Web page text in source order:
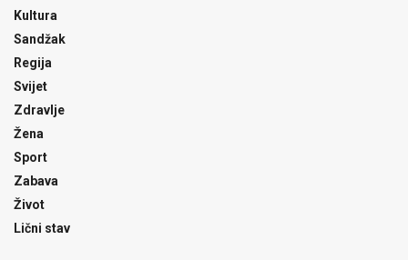
Kultura
Sandžak
Regija
Svijet
Zdravlje
Žena
Sport
Zabava
Život
Lični stav